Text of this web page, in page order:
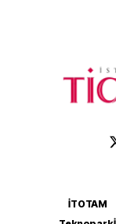
İTOTAM